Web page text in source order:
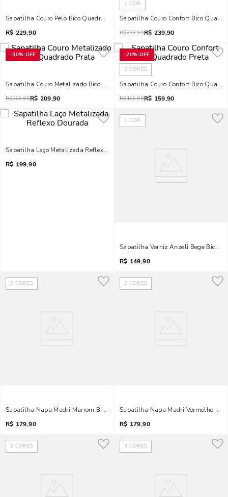
Sapatilha Couro Pelo Bico Quadrado Animal Print Onça
R$ 229,90
1 COR
Sapatilha Couro Confort Bico
R$299,90R$ 239,90
-30% OFF
Sapatilha Couro Metalizado Bico Quadrado Prata
R$299,90R$ 209,90
-20% OFF
2 CORES
Sapatilha Couro Confort Bico
R$199,90R$ 159,90
Sapatilha Laço Metalizada Reflexo Dourada
R$ 199,90
1 COR
Sapatilha Verniz Anzeli Bege Bico
R$ 149,90
2 CORES
Sapatilha Napa Madri Marrom Bico Fino
R$ 179,90
2 CORES
Sapatilha Napa Madri Vermelho
R$ 179,90
2 CORES 3 CORES